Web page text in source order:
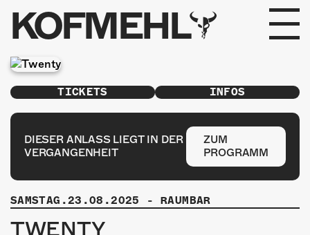
KOFMEHL
PROGRAMM
FABRIKGEFLÜSTER
GALERIE
FOTOGALERIE
PHOTOMAT
TICKETS INFOS
DIESER ANLASS LIEGT IN DER
VERGANGENHEIT
ZUM
PROGRAMM
SAMSTAG.23.08.2025 - RAUMBAR
TWENTY